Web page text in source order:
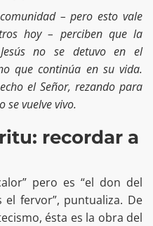
– pero esto vale
hoy – perciben que la
no se detuvo en el
que continúa en su vida.
el Señor, rezando para
se vuelve vivo.
recordar a
pero es “el don del
fervor”, puntualiza. De
ésta es la obra del